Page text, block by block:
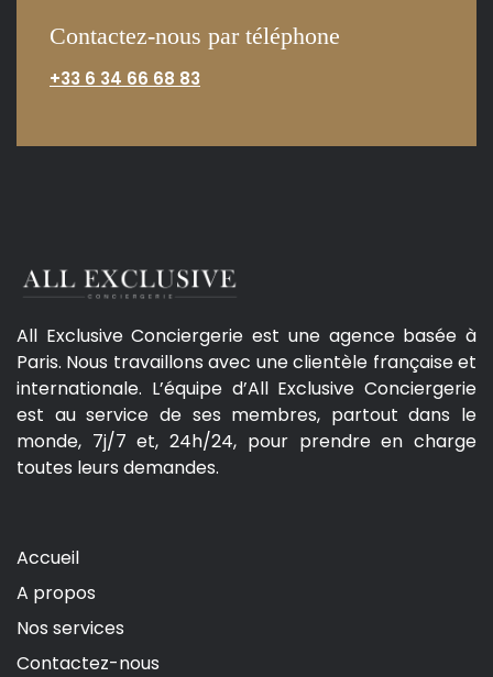
Contactez-nous par téléphone
+33 6 34 66 68 83
All Exclusive Conciergerie est une agence basée à
Paris. Nous travaillons avec une clientèle française et
internationale. L’équipe d’All Exclusive Conciergerie
est au service de ses membres, partout dans le
monde, 7j/7 et, 24h/24, pour prendre en charge
toutes leurs demandes.
Accueil
A propos
Nos services
Contactez-nous